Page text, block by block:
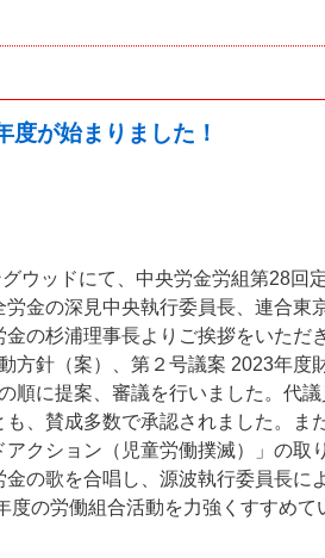
が始まりました！
ウッドにて、中央労金労組第28回
金の深見中央執行委員長、連合東
の杉浦理事長よりご挨拶をいただ
方針（案）、第２号議案 2023年度
順に提案、審議を行いました。代
、賛成多数で承認されました。ま
クション（児童労働撲滅）」の取
の歌を合唱し、源波執行委員長に
度の労働組合活動を力強くすすめて